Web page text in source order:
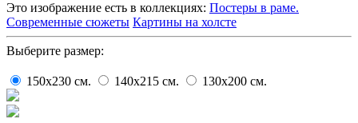
Это изображение есть в коллекциях: Постеры в раме.
Современные сюжеты Картины на холсте
Выберите размер:
150x230 cм. 140x215 cм. 130x200 cм.